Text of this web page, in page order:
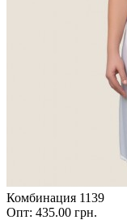
Комбинация 1139
Опт: 435.00 грн.